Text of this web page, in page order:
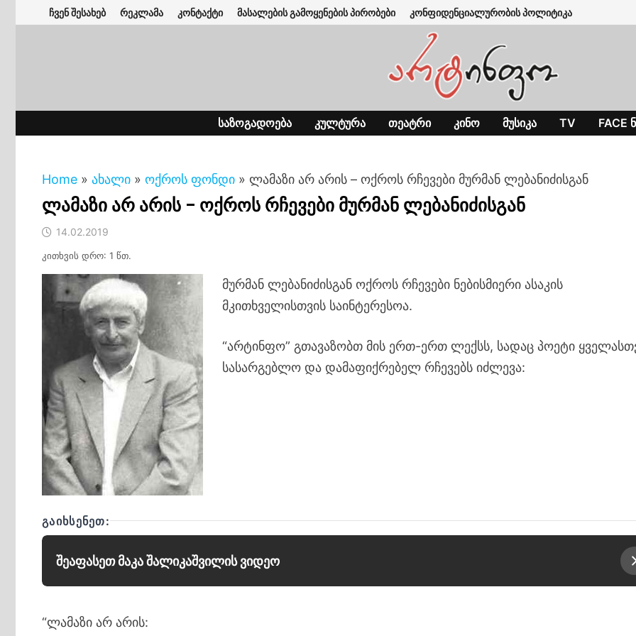
to
ჩვენ შესახებ რეკლამა კონტაქტი მასალების გამოყენების პირობები კონფიდენციალურობის პოლიტიკა
ᲡᲐᲖᲝᲒᲐᲓᲝᲔᲑᲐ ᲙᲣᲚᲢᲣᲠᲐ ᲗᲔᲐᲢᲠᲘ ᲙᲘᲜᲝ ᲛᲣᲡᲘᲙᲐ TV FACE
Home » ახალი » ოქროს ფონდი » ლამაზი არ არის – ოქროს რჩევები მურმან ლებანიძისგან
ლამაზი არ არის – ოქროს რჩევები მურმან ლებანიძისგან
14.02.2019
კითხვის დრო: 1 წთ.
მურმან ლებანიძისგან ოქროს რჩევები ნებისმიერი ასაკის
მკითხველისთვის საინტერესოა.
“არტინფო” გთავაზობთ მის ერთ-ერთ ლექსს, სადაც პოეტი
სასარგებლო და დამაფიქრებელ რჩევებს იძლევა:
ᲒᲐᲘᲮᲡᲔᲜᲔᲗ:
შეაფასეთ მაკა შალიკაშვილის ვიდეო
“ლამაზი არ არის: